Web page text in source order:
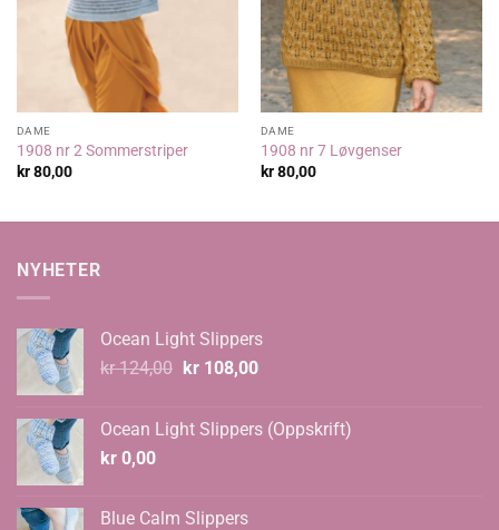
DAME
1908 nr 2 Sommerstriper
kr80,00
DAME
1908 nr 7 Løvgenser
kr80,00
NYHETER
Ocean Light Slippers
kr124,00 Opprinnelig
kr 124,00.
kr108,00Nåværende
kr 108,00.
Ocean Light Slippers (Oppskrift)
kr 0,00
Blue Calm Slippers